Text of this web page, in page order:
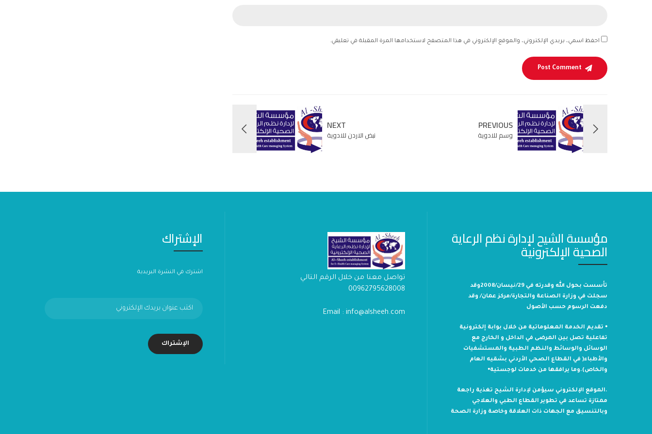
احفظ اسمي، بريدي الإلكتروني، والموقع الإلكتروني في هذا المتصفح لاستخدامها المرة المقبلة في تعليقي.
Post Comment
PREVIOUS
وسم للادوية
NEXT
نبض الاردن للادوية
مؤسسة الشيح لإدارة نظم الرعاية
الصحية الإلكترونية
تأسست بحول الله وقدرته في 29/نيسان/2008وقد
سجلت في وزارة الصناعة والتجارة/مركز عمان/ وقد
دفعت الرسوم حسب الأصول
⦁ تقديم الخدمة المعلوماتية من خلال بوابة إلكترونية
تفاعلية تصل بين المرضى في الداخل و الخارج مع
الوسائل والوسائط والنظم الطبية والمستشفيات
والأطباء( في القطاع الصحي الأردني بشقيه العام
والخاص).وما يرافقها من خدمات لوجستية⦁
.الموقع الإلكتروني سيؤمن لإدارة الشيح تغذية راجعة
ممتازة تساعد في تطوير القطاع الطبي والعلاجي
وبالتنسيق مع الجهات ذات العلاقة وخاصة وزارة الصحة
تواصل معنا من خلال الرقم التالي
00962795628008
Email : info@alsheeh.com
الإشتراك
اشترك في النشرة البريدية